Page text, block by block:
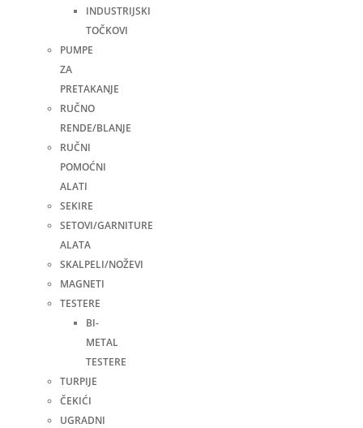
INDUSTRIJSKI
TOČKOVI
PUMPE
ZA
PRETAKANJE
RUČNO
RENDE/BLANJE
RUČNI
POMOĆNI
ALATI
SEKIRE
SETOVI/GARNITURE
ALATA
SKALPELI/NOŽEVI
MAGNETI
TESTERE
BI-
METAL
TESTERE
TURPIJE
ČEKIĆI
UGRADNI